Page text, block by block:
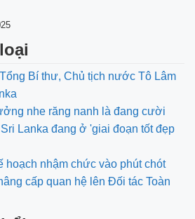
Bí thư, Chủ tịch nước Tô Lâm
nhe răng nanh là đang cười
Lanka đang ở 'giai đoạn tốt đẹp
hoạch nhậm chức vào phút chót
cấp quan hệ lên Đối tác Toàn